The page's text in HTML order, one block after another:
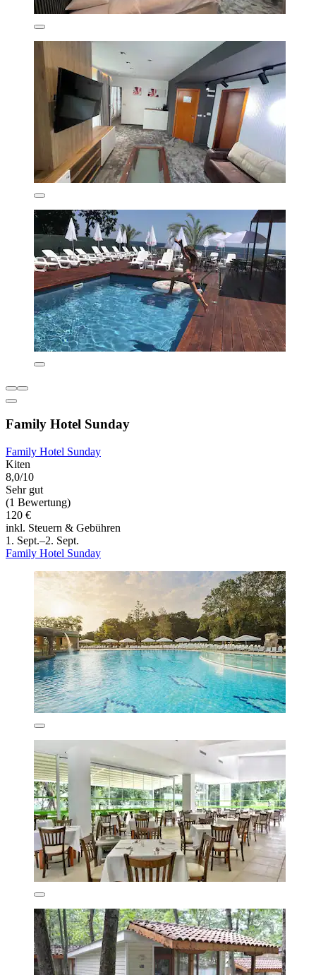
Family Hotel Sunday
Family Hotel Sunday
Kiten
8,0/10
Sehr gut
(1 Bewertung)
120 €
inkl. Steuern & Gebühren
1. Sept.–2. Sept.
Family Hotel Sunday